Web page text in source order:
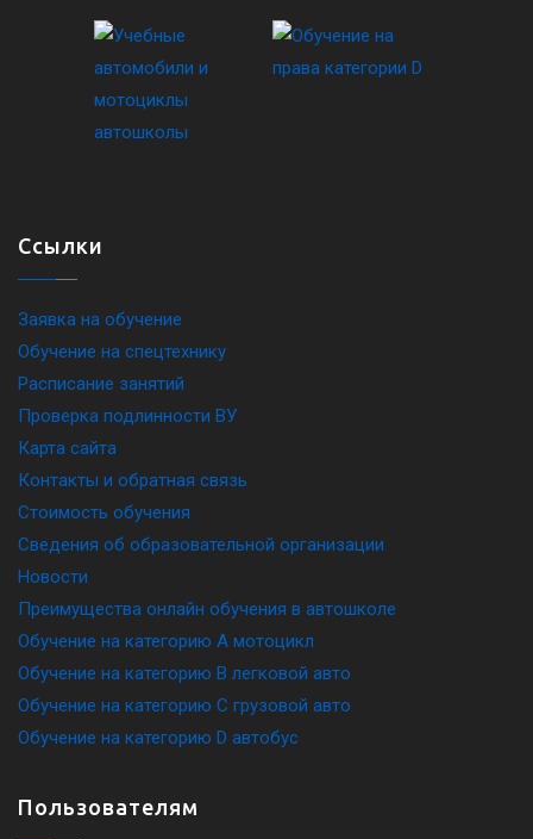
Ссылки
Заявка на обучение
Обучение на спецтехнику
Расписание занятий
Проверка подлинности ВУ
Карта сайта
Контакты и обратная связь
Стоимость обучения
Сведения об образовательной организации
Новости
Преимущества онлайн обучения в автошколе
Обучение на категорию A мотоцикл
Обучение на категорию B легковой авто
Обучение на категорию C грузовой авто
Обучение на категорию D автобус
Пользователям